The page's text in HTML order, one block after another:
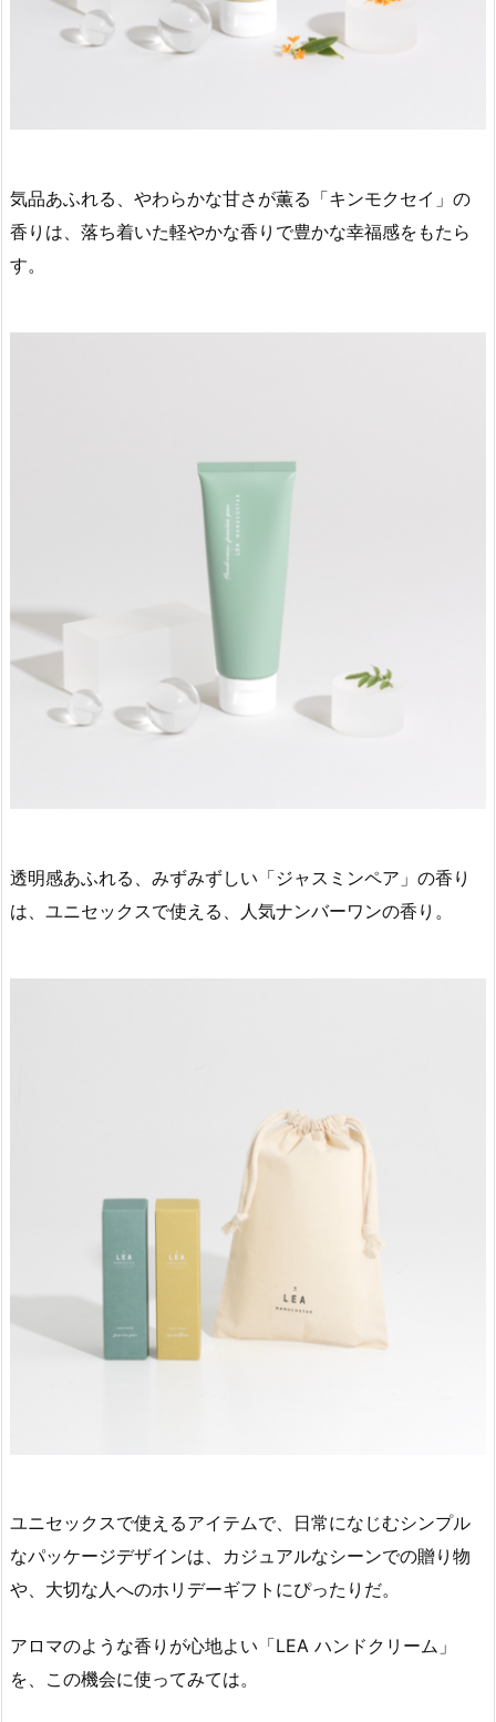
気品あふれる、やわらかな甘さが薫る「キンモクセイ」の
香りは、落ち着いた軽やかな香りで豊かな幸福感をもたら
す。
透明感あふれる、みずみずしい「ジャスミンペア」の香り
は、ユニセックスで使える、人気ナンバーワンの香り。
ユニセックスで使えるアイテムで、日常になじむシンプル
なパッケージデザインは、カジュアルなシーンでの贈り物
や、大切な人へのホリデーギフトにぴったりだ。
アロマのような香りが心地よい「LEA ハンドクリーム」
を、この機会に使ってみては。